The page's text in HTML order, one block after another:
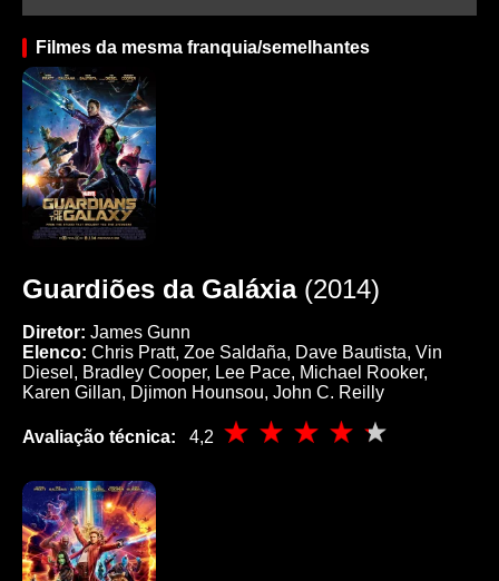
Filmes da mesma franquia/semelhantes
Guardiões da Galáxia(2014)
Diretor: James Gunn
Elenco: Chris Pratt, Zoe Saldaña, Dave Bautista, Vin
Diesel, Bradley Cooper, Lee Pace, Michael Rooker,
Karen Gillan, Djimon Hounsou, John C. Reilly
Avaliação técnica: 4,2